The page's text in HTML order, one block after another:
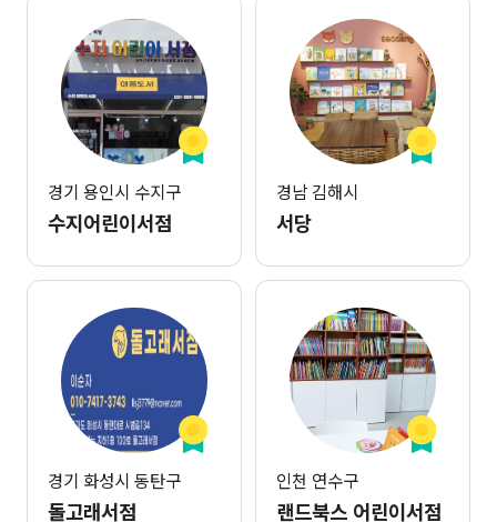
경기 용인시 수지구
수지어린이서점
경남 김해시
서당
경기 화성시 동탄구
돌고래서점
인천 연수구
랜드북스 어린이서점